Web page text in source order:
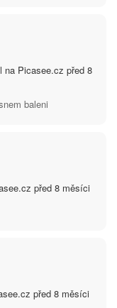
na Picasee.cz před 8
baleni
před 8 měsíci
před 8 měsíci